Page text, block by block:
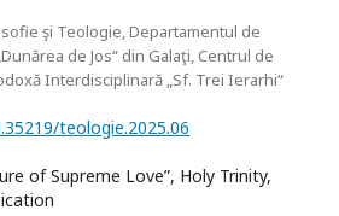
şi Teologie, Departamentul de
de Jos“ din Galaţi, Centrul de
Interdisciplinară „Sf. Trei Ierarhi“
teologie.2025.06
of Supreme Love”, Holy Trinity,